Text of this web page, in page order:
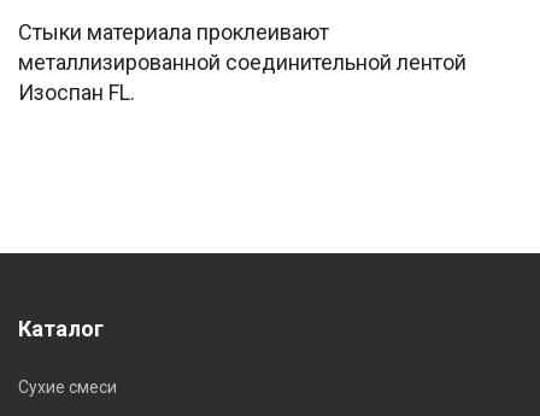
Стыки материала проклеивают
металлизированной соединительной лентой
Изоспан FL.
Каталог
Сухие смеси